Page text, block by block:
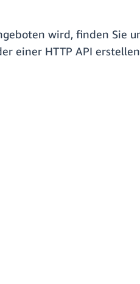
wird, finden Sie
einer HTTP API